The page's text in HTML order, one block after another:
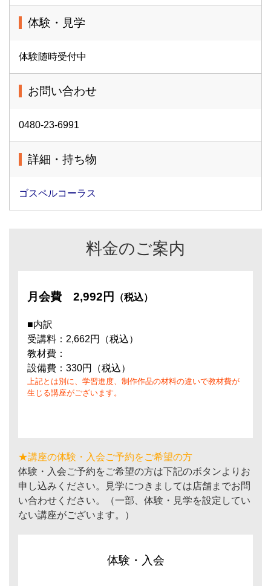
体験・見学
体験随時受付中
お問い合わせ
0480-23-6991
詳細・持ち物
ゴスペルコーラス
料金のご案内
月会費 2,992円 （税込）
■内訳
受講料：2,662円（税込）
教材費：
設備費：330円（税込）
上記とは別に、学習進度、制作作品の材料の違いで教材費が
生じる講座がございます。
★講座の体験・入会ご予約をご希望の方
体験・入会ご予約をご希望の方は下記のボタンよりお
申し込みください。見学につきましては店舗までお問
い合わせください。（一部、体験・見学を設定してい
ない講座がございます。）
体験・入会